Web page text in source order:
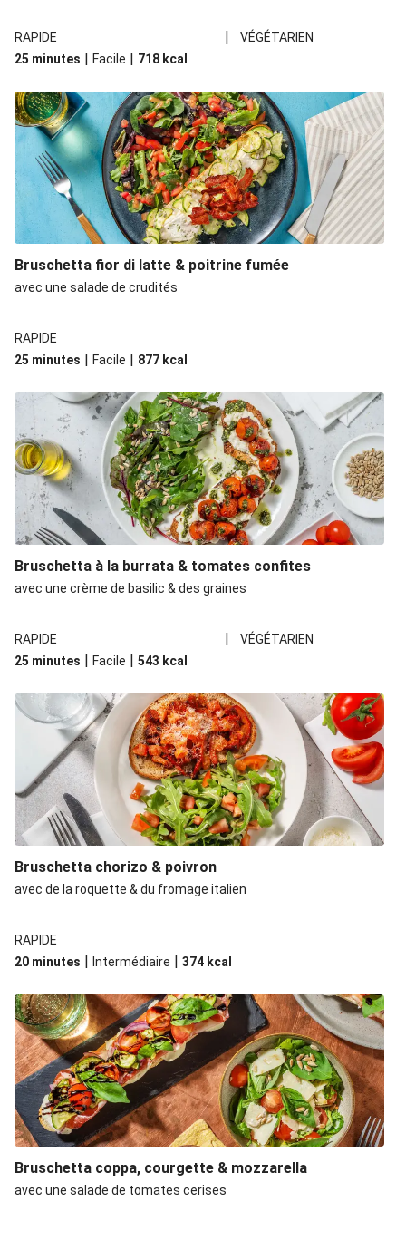
RAPIDE |
VÉGÉTARIEN
25 minutes | Facile | 718 kcal
Bruschetta fior di latte & poitrine fumée
avec une salade de crudités
RAPIDE
25 minutes | Facile | 877 kcal
Bruschetta à la burrata & tomates confites
avec une crème de basilic & des graines
RAPIDE |
VÉGÉTARIEN
25 minutes | Facile | 543 kcal
Bruschetta chorizo & poivron
avec de la roquette & du fromage italien
RAPIDE
20 minutes | Intermédiaire | 374 kcal
Bruschetta coppa, courgette & mozzarella
avec une salade de tomates cerises